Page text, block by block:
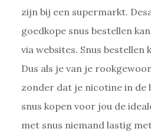
zijn bij een supermarkt.
goedkope snus bestellen
via websites. Snus bestellen
Dus als je van je
zonder dat je nicotine in de
snus kopen voor jou de
met snus niemand lastig